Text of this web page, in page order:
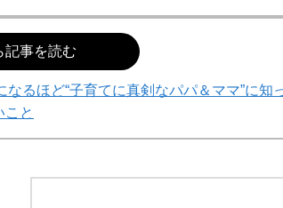
記事を読む
るほど“子育てに真剣なパパ＆ママ”に知
こと